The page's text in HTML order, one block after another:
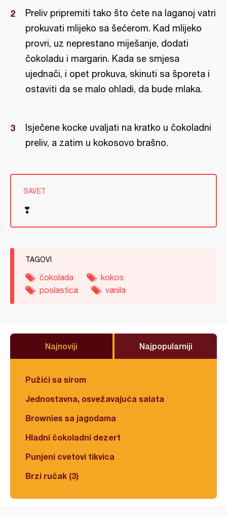
Preliv pripremiti tako što ćete na laganoj vatri
prokuvati mlijeko sa šećerom. Kad mlijeko
provri, uz neprestano miješanje, dodati
čokoladu i margarin. Kada se smjesa
ujednači, i opet prokuva, skinuti sa šporeta i
ostaviti da se malo ohladi, da bude mlaka.
Isječene kocke uvaljati na kratko u čokoladni
preliv, a zatim u kokosovo brašno.
SAVET
❣
TAGOVI
čokolada
kokos
poslastica
vanila
Najnoviji Najpopularniji
Pužići sa sirom
Jednostavna, osvežavajuća salata
Brownies sa jagodama
Hladni čokoladni dezert
Punjeni cvetovi tikvica
Brzi ručak (3)